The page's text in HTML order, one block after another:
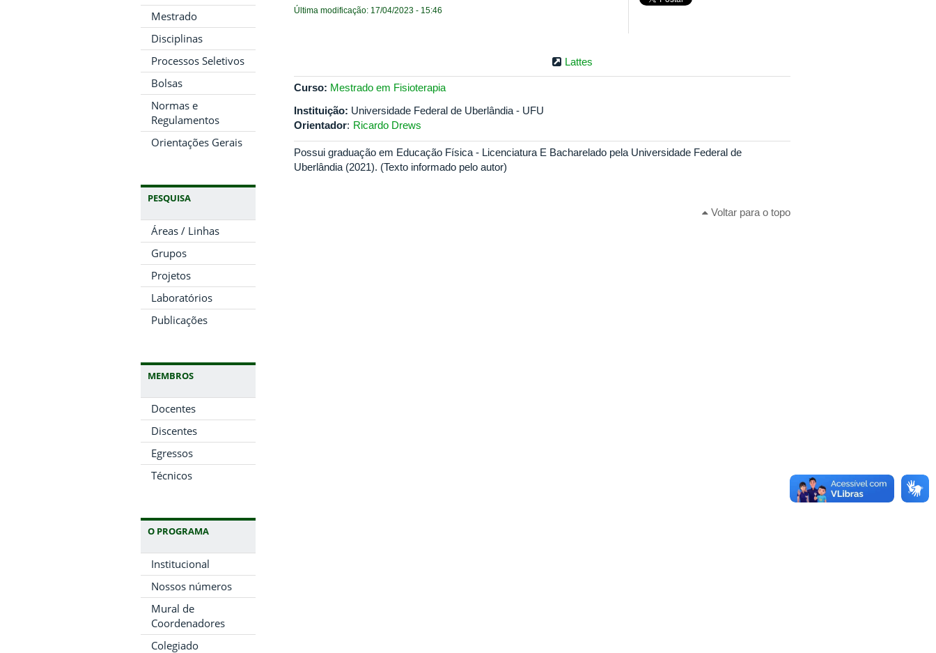
Mestrado
Disciplinas
Processos Seletivos
Bolsas
Normas e
Regulamentos
Orientações Gerais
PESQUISA
Áreas / Linhas
Grupos
Projetos
Laboratórios
Publicações
MEMBROS
Docentes
Discentes
Egressos
Técnicos
O PROGRAMA
Institucional
Nossos números
Mural de
Coordenadores
Colegiado
Última modificação: 17/04/2023 - 15:46
Lattes
Curso: Mestrado em Fisioterapia
Instituição: Universidade Federal de Uberlândia - UFU
Orientador: Ricardo Drews
Possui graduação em Educação Física - Licenciatura E Bacharelado pela Universidade Federal de
Uberlândia (2021). (Texto informado pelo autor)
Voltar para o topo